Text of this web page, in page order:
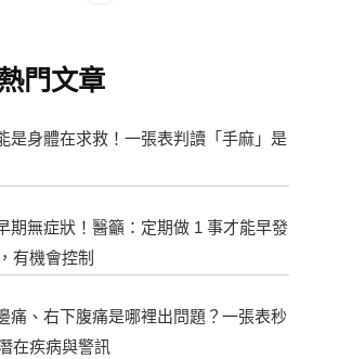
門文章
是身體在求救！一張表判讀「手麻」是
期無症狀！醫籲：定期做 1 事才能早發
有機會控制
痛、右下腹痛是哪裡出問題？一張表秒
在疾病與警訊